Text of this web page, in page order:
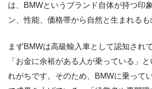
は、BMWというブランド自体が持つ印
ン、性能、価格帯から自然と生まれるも
まずBMWは高級輸入車として認知され
「お金に余裕がある人が乗っている」
れがちです。そのため、BMWに乗って